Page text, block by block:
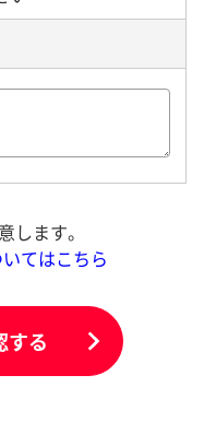
します。
てはこちら
する